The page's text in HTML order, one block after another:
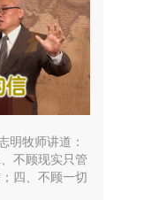
明牧师讲道：
不顾现实只管
四、不顾一切